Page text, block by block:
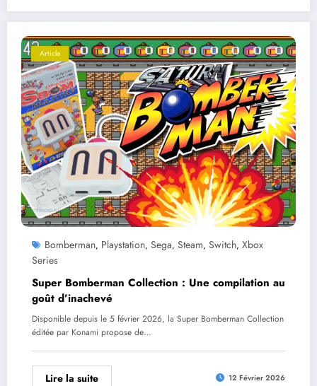
Article
Bomberman, Playstation, Sega, Steam, Switch, Xbox
Series
Super Bomberman Collection : Une compilation au
goût d’inachevé
Disponible depuis le 5 février 2026, la Super Bomberman Collection
éditée par Konami propose de…
Lire la suite 12 Février 2026